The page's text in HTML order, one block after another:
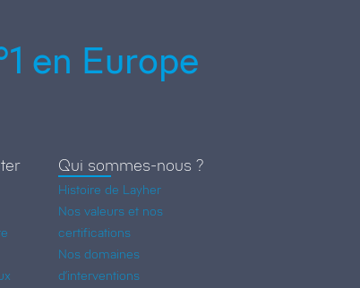
en Europe
Qui sommes-nous ?
Histoire de Layher
Nos valeurs et nos
certifications
Nos domaines
d’interventions